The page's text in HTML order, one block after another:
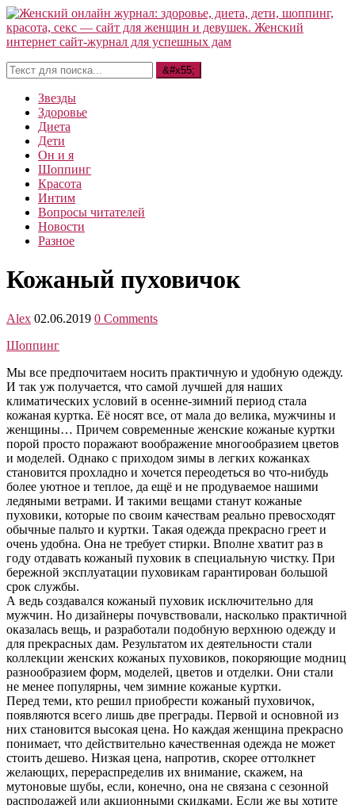
Звезды
Здоровье
Диета
Дети
Он и я
Шоппинг
Красота
Интим
Вопросы читателей
Новости
Разное
Кожаный пуховичок
Alex 02.06.2019 0 Comments
Шоппинг
Мы все предпочитаем носить практичную и удобную одежду.
И так уж получается, что самой лучшей для наших
климатических условий в осенне-зимний период стала
кожаная куртка. Её носят все, от мала до велика, мужчины и
женщины… Причем современные женские кожаные куртки
порой просто поражают воображение многообразием цветов
и моделей. Однако с приходом зимы в легких кожанках
становится прохладно и хочется переодеться во что-нибудь
более уютное и теплое, да ещё и не продуваемое нашими
ледяными ветрами. И такими вещами станут кожаные
пуховики, которые по своим качествам реально превосходят
обычные пальто и куртки. Такая одежда прекрасно греет и
очень удобна. Она не требует стирки. Вполне хватит раз в
году отдавать кожаный пуховик в специальную чистку. При
бережной эксплуатации пуховикам гарантирован большой
срок службы.
А ведь создавался кожаный пуховик исключительно для
мужчин. Но дизайнеры почувствовали, насколько практичной
оказалась вещь, и разработали подобную верхнюю одежду и
для прекрасных дам. Результатом их деятельности стали
коллекции женских кожаных пуховиков, покоряющие модниц
разнообразием форм, моделей, цветов и отделки. Они стали
не менее популярны, чем зимние кожаные куртки.
Перед теми, кто решил приобрести кожаный пуховичок,
появляются всего лишь две преграды. Первой и основной из
них становится высокая цена. Но каждая женщина прекрасно
понимает, что действительно качественная одежда не может
стоить дешево. Низкая цена, напротив, скорее оттолкнет
желающих, перераспределив их внимание, скажем, на
мутоновые шубы, если, конечно, она не связана с сезонной
распродажей или акционными скидками. Если же вы хотите